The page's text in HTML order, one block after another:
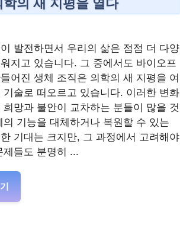
의 새 지평을 열다
발전하면서 우리의 삶은 점점 더 다양
지고 있습니다. 그 중에서도 바이오프
어진 생체 조직은 의학의 새 지평을 여
기술로 떠오르고 있습니다. 이러한 변화
희망과 불안이 교차하는 분들이 많을 것
의 기능을 대체하거나 복원할 수 있는
기대는 크지만, 그 과정에서 고려해야
제들도 분명히 ...